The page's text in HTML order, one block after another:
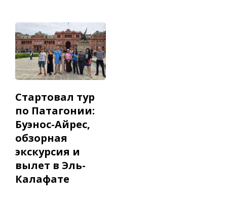
Стартовал тур
по Патагонии:
Буэнос-Айрес,
обзорная
экскурсия и
вылет в Эль-
Калафате